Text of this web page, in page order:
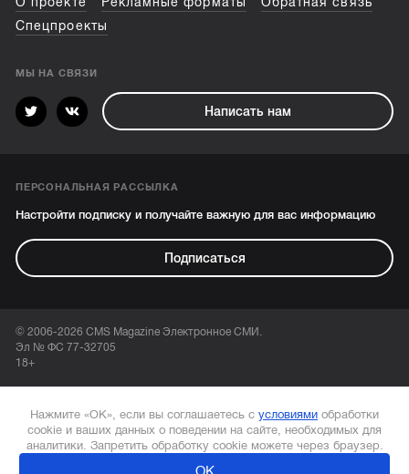
Спецпроекты
МЫ НА СВЯЗИ
Написать нам
ПЕРСОНАЛЬНАЯ РАССЫЛКА
Настройти подписку и получайте важную для вас информацию
Подписаться
© 2006-2026 CMS Magazine Электронное СМИ.
Эл № ФС 77-32705
18+
Нажмите «ОК», если вы соглашаетесь с условиями обработки
cookie и ваших данных о поведении на сайте, необходимых для
аналитики. Запретить обработку cookie можете через браузер.